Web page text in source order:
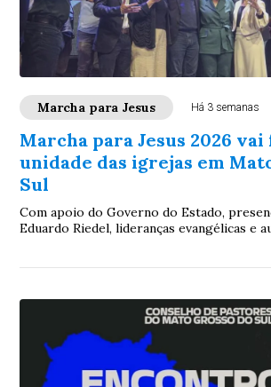
Marcha para Jesus Há 3 semanas
Marcha para Jesus 2026
unidade das igrejas em
Sul
Com apoio do Governo do Estado,
Eduardo Riedel, lideranças evangélicas e